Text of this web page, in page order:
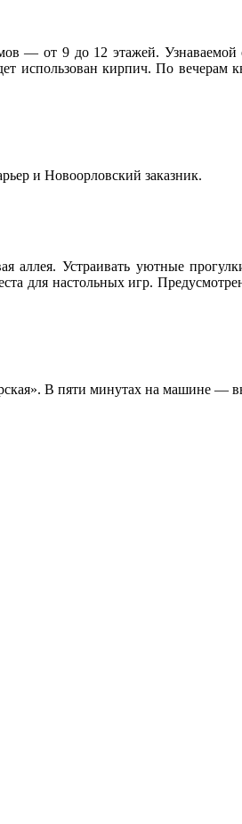
— от 9 до 12 этажей.
кирпич. По вечерам
и Новоорловский заказник.
аллея. Устраивать уютные
для настольных игр.
В пяти минутах на машине